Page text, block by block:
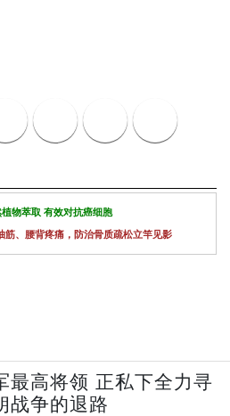
物萃取 有效对抗癌细胞
、腰背疼痛，防治骨质疏松立竿见影
最高将领 正私下全力寻
战争的退路